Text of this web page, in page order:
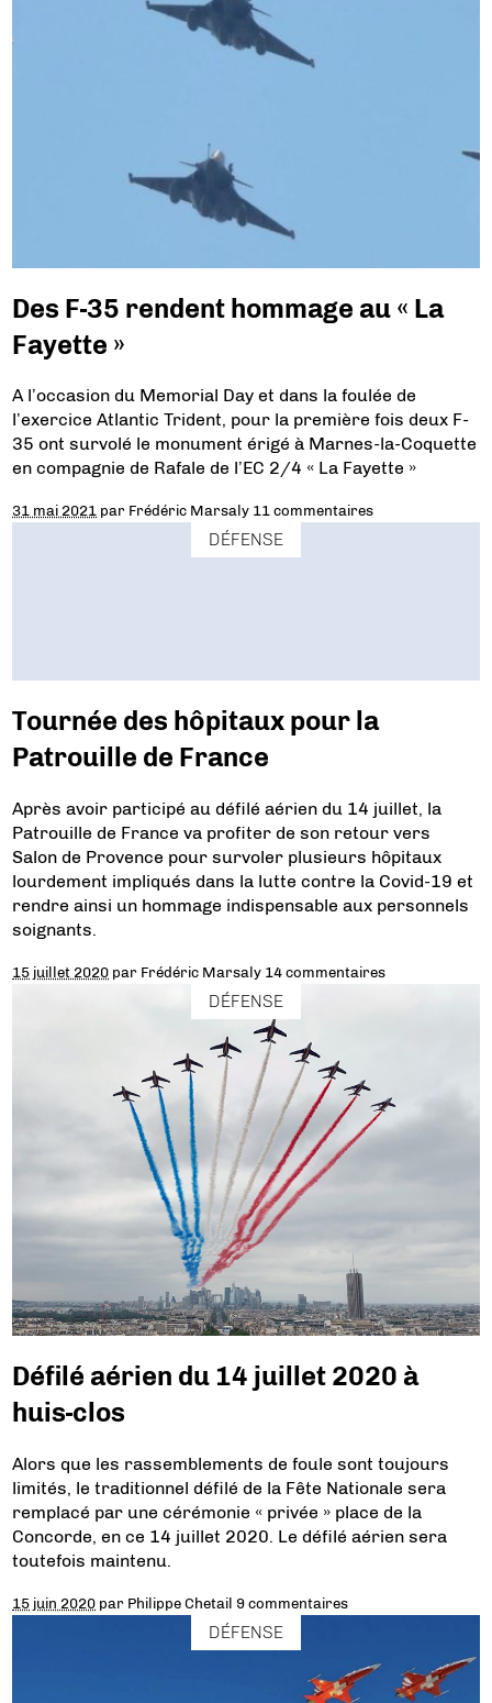
Des F-35 rendent hommage au « La
Fayette »
A l’occasion du Memorial Day et dans la foulée de
l’exercice Atlantic Trident, pour la première fois deux F-
35 ont survolé le monument érigé à Marnes-la-Coquette
en compagnie de Rafale de l’EC 2/4 « La Fayette »
31 mai 2021 par Frédéric Marsaly 11 commentaires
DÉFENSE
Tournée des hôpitaux pour la
Patrouille de France
Après avoir participé au défilé aérien du 14 juillet, la
Patrouille de France va profiter de son retour vers
Salon de Provence pour survoler plusieurs hôpitaux
lourdement impliqués dans la lutte contre la Covid-19 et
rendre ainsi un hommage indispensable aux personnels
soignants.
15 juillet 2020 par Frédéric Marsaly 14 commentaires
DÉFENSE
Défilé aérien du 14 juillet 2020 à
huis-clos
Alors que les rassemblements de foule sont toujours
limités, le traditionnel défilé de la Fête Nationale sera
remplacé par une cérémonie « privée » place de la
Concorde, en ce 14 juillet 2020. Le défilé aérien sera
toutefois maintenu.
15 juin 2020 par Philippe Chetail 9 commentaires
DÉFENSE